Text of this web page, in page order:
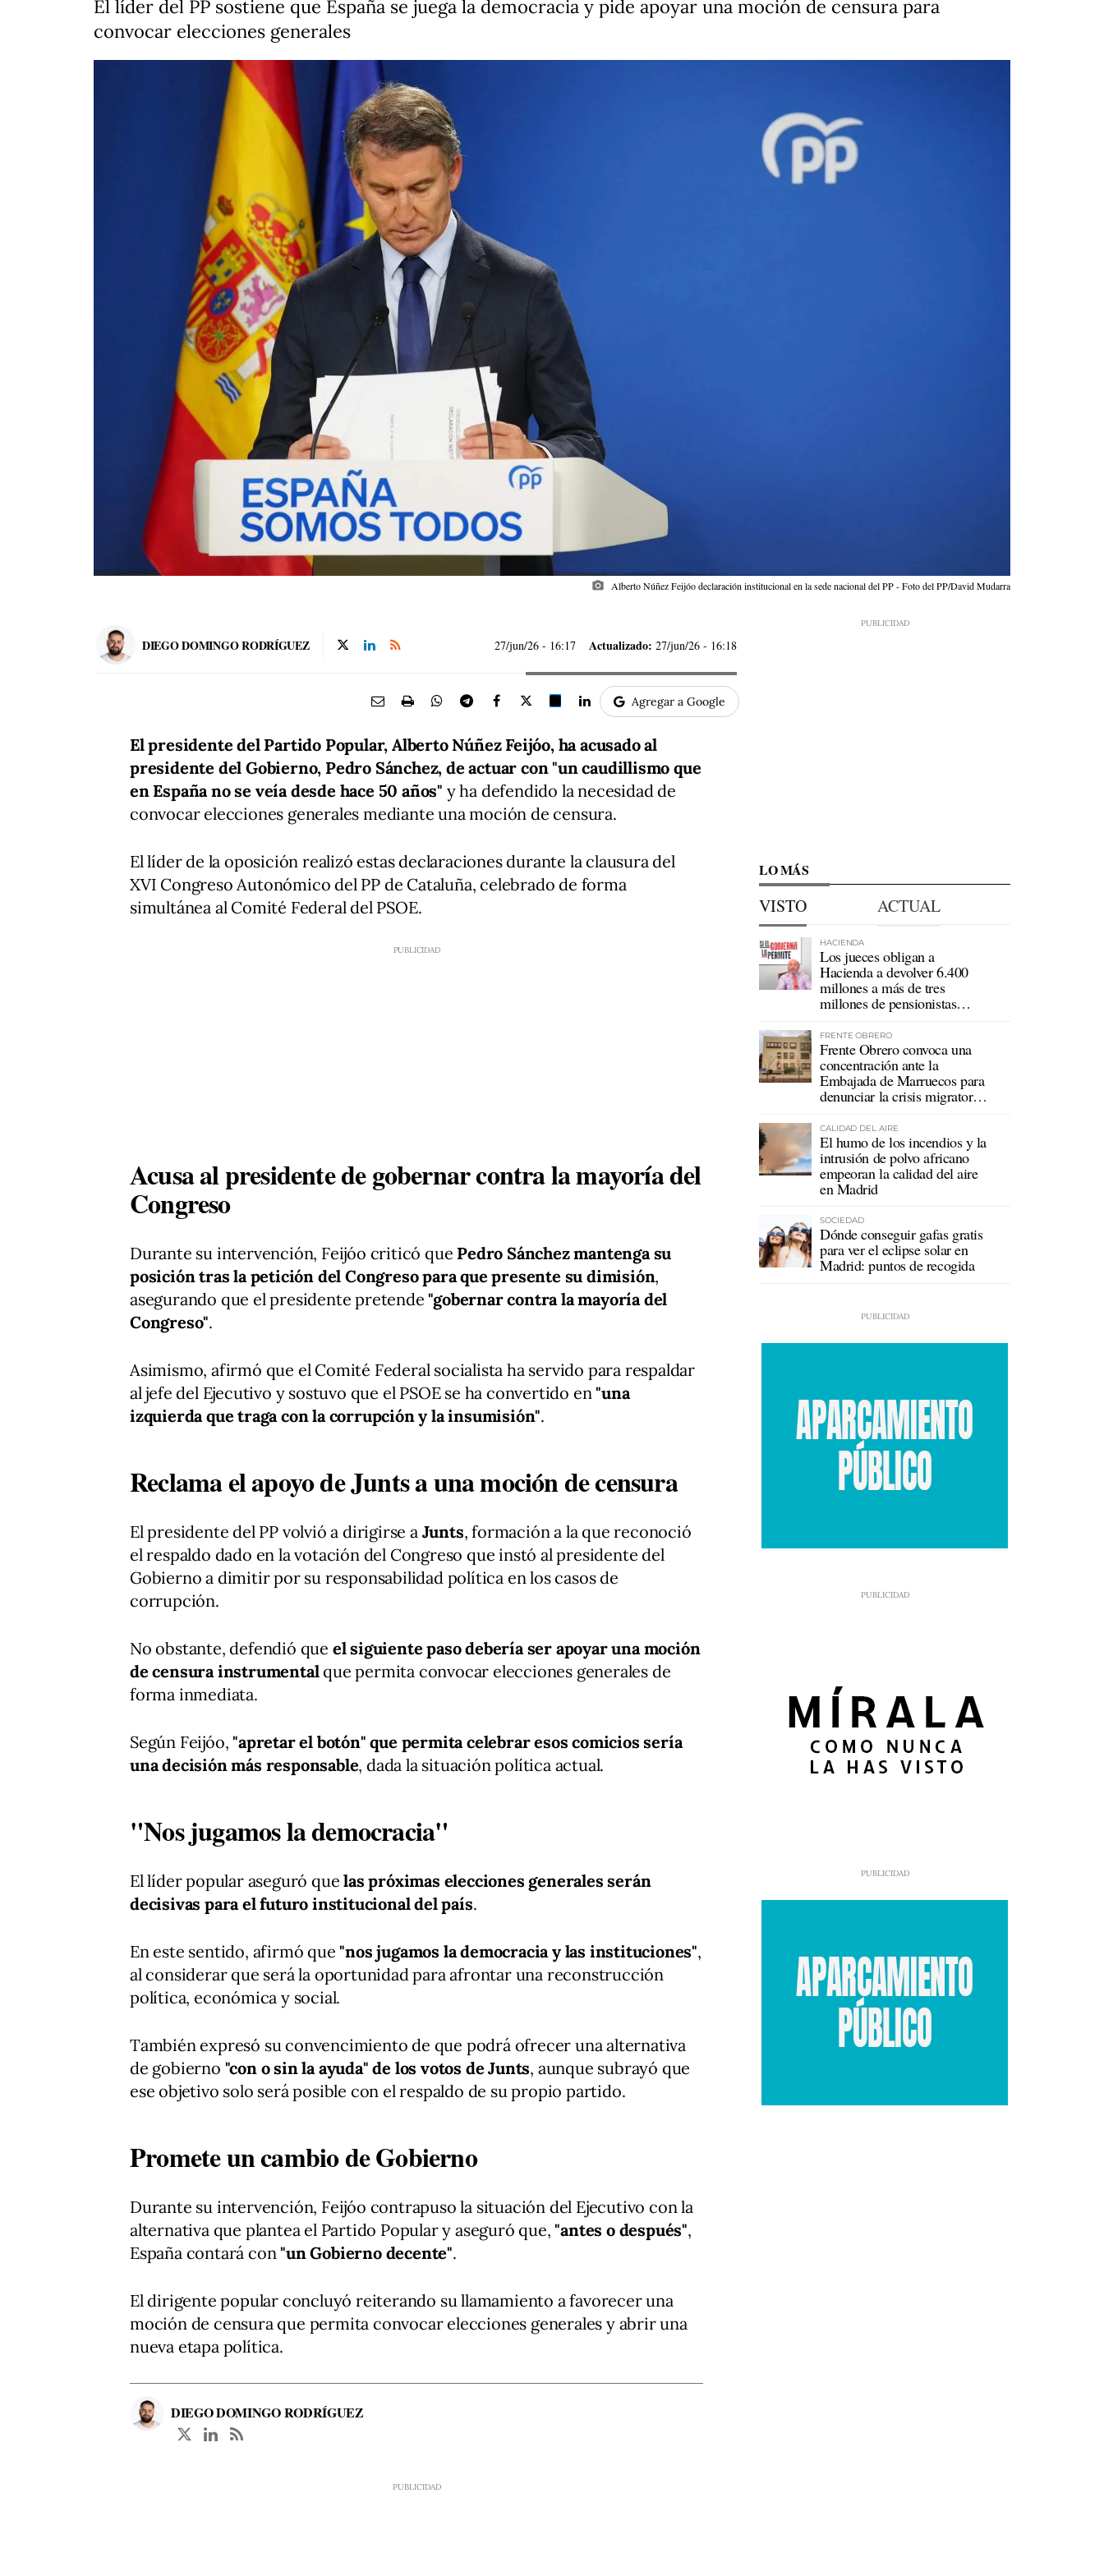
El líder del PP sostiene que España se juega la democracia y pide apoyar una moción de censura para
convocar elecciones generales
photo_camera Alberto Núñez Feijóo declaración institucional en la sede nacional del PP - Foto del PP/David Mudarra
DIEGO DOMINGO RODRÍGUEZ 27/jun/26 - 16:17 Actualizado: 27/jun/26 - 16:18
Agregar a Google
El presidente del Partido Popular, Alberto Núñez Feijóo, ha acusado al
presidente del Gobierno, Pedro Sánchez, de actuar con "un caudillismo que
en España no se veía desde hace 50 años" y ha defendido la necesidad de
convocar elecciones generales mediante una moción de censura.
El líder de la oposición realizó estas declaraciones durante la clausura del
XVI Congreso Autonómico del PP de Cataluña, celebrado de forma
simultánea al Comité Federal del PSOE.
Acusa al presidente de gobernar contra la mayoría del
Congreso
Durante su intervención, Feijóo criticó que Pedro Sánchez mantenga su
posición tras la petición del Congreso para que presente su dimisión,
asegurando que el presidente pretende"gobernar contra la mayoría del
Congreso".
Asimismo, afirmó que el Comité Federal socialista ha servido para respaldar
al jefe del Ejecutivo y sostuvo que el PSOE se ha convertido en"una
izquierda que traga con la corrupción y la insumisión".
Reclama el apoyo de Junts a una moción de censura
El presidente del PP volvió a dirigirse a Junts, formación a la que reconoció
el respaldo dado en la votación del Congreso que instó al presidente del
Gobierno a dimitir por su responsabilidad política en los casos de
corrupción.
No obstante, defendió que el siguiente paso debería ser apoyar una moción
de censura instrumentalque permita convocar elecciones generales de
forma inmediata.
Según Feijóo,"apretar el botón" que permita celebrar esos comicios sería
una decisión más responsable, dada la situación política actual.
"Nos jugamos la democracia"
El líder popular aseguró quelas próximas elecciones generales serán
decisivas para el futuro institucional del país.
En este sentido, afirmó que"nos jugamos la democracia y las instituciones",
al considerar que será la oportunidad para afrontar una reconstrucción
política, económica y social.
También expresó su convencimiento de que podrá ofrecer una alternativa
de gobierno "con o sin la ayuda" de los votos de Junts, aunque subrayó que
ese objetivo solo será posible con el respaldo de su propio partido.
Promete un cambio de Gobierno
Durante su intervención, Feijóo contrapuso la situación del Ejecutivo con la
alternativa que plantea el Partido Popular y aseguró que,"antes o después",
España contará con"un Gobierno decente".
El dirigente popular concluyó reiterando su llamamiento a favorecer una
moción de censura que permita convocar elecciones generales y abrir una
nueva etapa política.
DIEGO DOMINGO RODRÍGUEZ
LO MÁS
VISTO ACTUAL
HACIENDA
Los jueces obligan a
Hacienda a devolver 6.400
millones a más de tres
millones de pensionistas
FRENTE OBRERO
Frente Obrero convoca una
concentración ante la
Embajada de Marruecos para
denunciar la crisis migratoria
CALIDAD DEL AIRE
El humo de los incendios y la
intrusión de polvo africano
empeoran la calidad del aire
en Madrid
SOCIEDAD
Dónde conseguir gafas gratis
para ver el eclipse solar en
Madrid: puntos de recogida